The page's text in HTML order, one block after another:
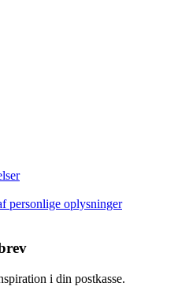
personlige oplysninger
i din postkasse.